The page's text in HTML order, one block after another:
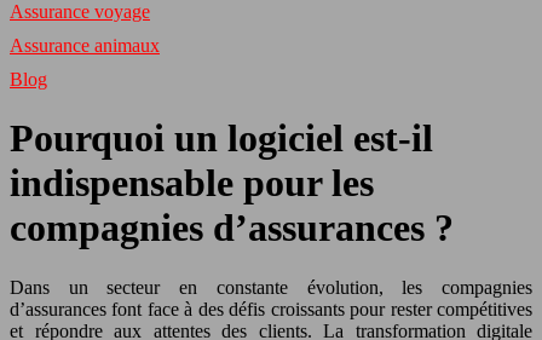
Assurance voyage
Assurance animaux
Blog
Pourquoi un logiciel est-il
indispensable pour les
compagnies d’assurances ?
Dans un secteur en constante évolution, les compagnies
d’assurances font face à des défis croissants pour rester compétitives
et répondre aux attentes des clients. La transformation digitale